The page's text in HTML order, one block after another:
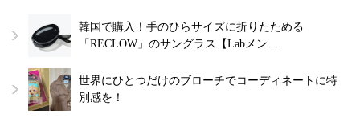
韓国で購入！手のひらサイズに折りたためる
「RECLOW」のサングラス【Labメン…
世界にひとつだけのブローチでコーディネートに特
別感を！